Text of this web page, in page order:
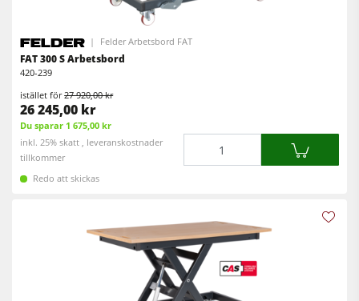
Felder Arbetsbord FAT
FAT 300 S Arbetsbord
420-239
istället för27 920,00 kr
26 245,00 kr
Du sparar 1 675,00 kr
inkl. 25% skatt , leveranskostnader
tillkommer
Redo att skickas